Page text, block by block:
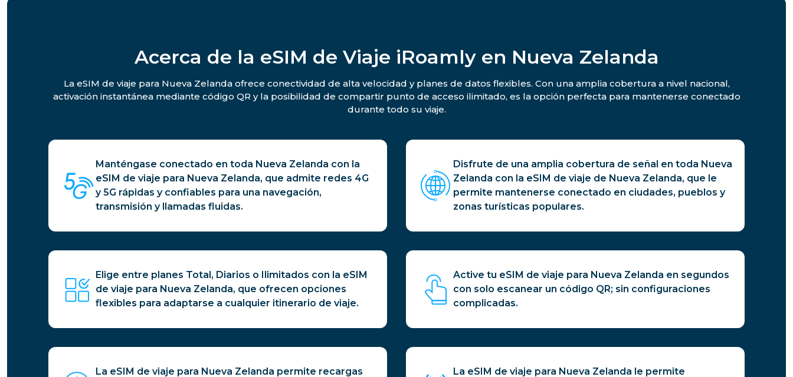
Acerca de la eSIM de Viaje iRoamly en Nueva Zelanda
La eSIM de viaje para Nueva Zelanda ofrece conectividad de alta velocidad y planes de datos flexibles. Con una amplia cobertura a nivel nacional,
activación instantánea mediante código QR y la posibilidad de compartir punto de acceso ilimitado, es la opción perfecta para mantenerse conectado
durante todo su viaje.
Manténgase conectado en toda Nueva Zelanda con la
eSIM de viaje para Nueva Zelanda, que admite redes 4G
y 5G rápidas y confiables para una navegación,
transmisión y llamadas fluidas.
Disfrute de una amplia cobertura de señal en toda Nueva
Zelanda con la eSIM de viaje de Nueva Zelanda, que le
permite mantenerse conectado en ciudades, pueblos y
zonas turísticas populares.
Elige entre planes Total, Diarios o Ilimitados con la eSIM
de viaje para Nueva Zelanda, que ofrecen opciones
flexibles para adaptarse a cualquier itinerario de viaje.
Active tu eSIM de viaje para Nueva Zelanda en segundos
con solo escanear un código QR; sin configuraciones
complicadas.
La eSIM de viaje para Nueva Zelanda permite recargas La eSIM de viaje para Nueva Zelanda le permite